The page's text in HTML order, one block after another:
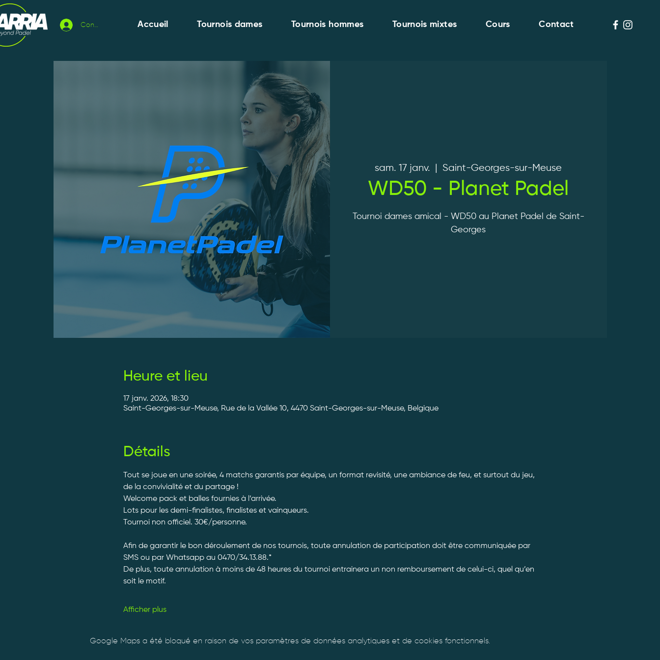
Connexion Accueil Tournois dames Tournois hommes Tournois mixtes Cours Contact
sam. 17 janv. Saint-Georges-sur-Meuse
WD50 - Planet Padel
Tournoi dames amical - WD50 au Planet Padel de Saint-
Georges
Heure et lieu
17 janv. 2026, 18:30
Saint-Georges-sur-Meuse, Rue de la Vallée 10, 4470 Saint-Georges-sur-Meuse, Belgique
Détails
Tout se joue en une soirée, 4 matchs garantis par équipe, un format revisité, une ambiance de feu, et surtout du jeu,
de la convivialité et du partage !
Welcome pack et balles fournies à l’arrivée.
Lots pour les demi-finalistes, finalistes et vainqueurs.
Tournoi non officiel. 30€/personne.
Afin de garantir le bon déroulement de nos tournois, toute annulation de participation doit être communiquée par
SMS ou par Whatsapp au 0470/34.13.88.*
De plus, toute annulation à moins de 48 heures du tournoi entrainera un non remboursement de celui-ci, quel qu’en
soit le motif.
Afficher plus
Google Maps a été bloqué en raison de vos paramètres de données analytiques et de cookies fonctionnels.